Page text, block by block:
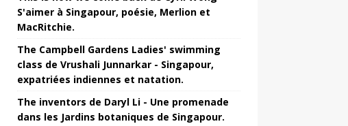
S'aimer à Singapour, poésie, Merlion et
MacRitchie.
The Campbell Gardens Ladies' swimming
class de Vrushali Junnarkar - Singapour,
expatriées indiennes et natation.
The inventors de Daryl Li - Une promenade
dans les Jardins botaniques de Singapour.